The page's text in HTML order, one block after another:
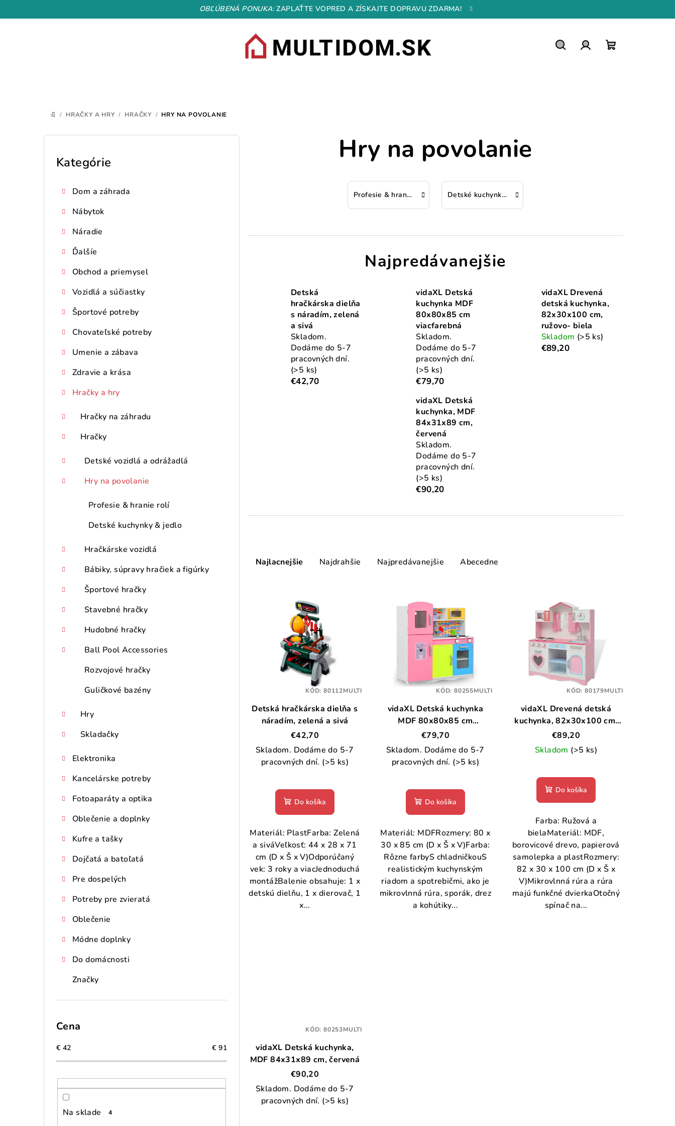
na
OBĽÚBENÁ PONUKA: ZAPLAŤTE VOPRED A ZÍSKAJTE DOPRAVU ZDARMA!
DOMOV
/ HRAČKY A HRY / HRAČKY / HRY NA POVOLANIE
B
Preskočiť
Kategórie
Dom a záhrada
Nábytok
Náradie
Ďalšíe
Obchod a priemysel
Vozidlá a súčiastky
Športové potreby
Chovateľské potreby
Umenie a zábava
Zdravie a krása
Hračky a hry
Hračky na záhradu
Hračky
Detské vozidlá a odrážadlá
Hry na povolanie
Profesie & hranie rolí
Detské kuchynky & jedlo
Hračkárske vozidlá
Bábiky, súpravy hračiek a figúrky
Športové hračky
Stavebné hračky
Hudobné hračky
Ball Pool Accessories
Rozvojové hračky
Guličkové bazény
Hry
Skladačky
Elektronika
Kancelárske potreby
Fotoaparáty a optika
Oblečenie a doplnky
Kufre a tašky
Dojčatá a batoľatá
Pre dospelých
Potreby pre zvieratá
Oblečenie
Módne doplnky
Do domácnosti
Značky
Cena
€ 42 €91
Na sklade 4
Hry na povolanie
Profesie & hranie rolí Detské kuchynky & jedlo
Najpredávanejšie
Detská
hračkárska dielňa
s náradím, zelená
a sivá
Skladom.
Dodáme do 5-7
pracovných dní.
(>5 ks)
€42,70
vidaXL Detská
kuchynka MDF
80x80x85 cm
viacfarebná
Skladom.
Dodáme do 5-7
pracovných dní.
(>5 ks)
€79,70
vidaXL Drevená
detská kuchynka,
82x30x100 cm,
ružovo- biela
Skladom (>5 ks)
€89,20
vidaXL Detská
kuchynka, MDF
84x31x89 cm,
červená
Skladom.
Dodáme do 5-7
pracovných dní.
(>5 ks)
€90,20
a
r
u
v
Najlacnejšie Najdrahšie Najpredávanejšie Abecedne
r
d
o
v
Detská hračkárska dielňa s
náradím, zelená a sivá
€42,70
Skladom. Dodáme do 5-7
pracovných dní. (>5 ks)
Do košíka
Materiál: PlastFarba: Zelená
a siváVeľkosť: 44 x 28 x 71
cm (D x Š x V)Odporúčaný
vek: 3 roky a viacJednoduchá
montážBalenie obsahuje: 1 x
detskú dielňu, 1 x dierovač, 1
x...
KÓD: 80112MULTI
vidaXL Detská kuchynka
MDF 80x80x85 cm
viacfarebná
€79,70
Skladom. Dodáme do 5-7
pracovných dní. (>5 ks)
Do košíka
Materiál: MDFRozmery: 80 x
30 x 85 cm (D x Š x V)Farba:
Rôzne farbyS chladničkouS
realistickým kuchynským
riadom a spotrebičmi, ako je
mikrovlnná rúra, sporák, drez
a kohútiky...
KÓD: 80255MULTI
vidaXL Drevená detská
kuchynka, 82x30x100 cm,
ružovo- biela
€89,20
Skladom (>5 ks)
Do košíka
Farba: Ružová a
bielaMateriál: MDF,
borovicové drevo, papierová
samolepka a plastRozmery:
82 x 30 x 100 cm (D x Š x
V)Mikrovlnná rúra a rúra
majú funkčné dvierkaOtočný
spínač na...
KÓD: 80179MULTI
vidaXL Detská kuchynka,
MDF 84x31x89 cm, červená
€90,20
Skladom. Dodáme do 5-7
pracovných dní. (>5 ks)
KÓD: 80253MULTI